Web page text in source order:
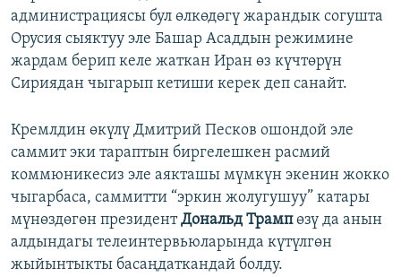
администрациясы бул өлкөдөгү жарандык согушта
Орусия сыяктуу эле Башар Асаддын режимине
жардам берип келе жаткан Иран өз күчтөрүн
Сириядан чыгарып кетиши керек деп санайт.
Кремлдин өкүлү Дмитрий Песков ошондой эле
саммит эки тараптын биргелешкен расмий
коммюникесиз эле аякташы мүмкүн экенин жокко
чыгарбаса, саммитти “эркин жолугушуу” катары
мүнөздөгөн президентДональд Трампөзү да анын
алдындагы телеинтервьюларында күтүлгөн
жыйынтыкты басаңдаткандай болду.